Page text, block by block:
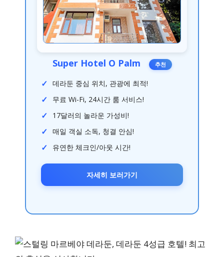
Super Hotel O Palm 추천
데라둔 중심 위치, 관광에 최적!
무료 Wi-Fi, 24시간 룸 서비스!
17달러의 놀라운 가성비!
매일 객실 소독, 청결 안심!
유연한 체크인/아웃 시간!
자세히 보러가기